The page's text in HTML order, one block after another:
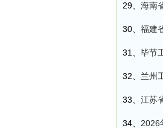
29、 海南
30、 福建
31、 毕节
32、 兰州
33、 江苏
34、 2026